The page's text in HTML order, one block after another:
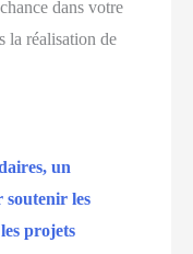
dans votre
la réalisation de
un
soutenir les
projets